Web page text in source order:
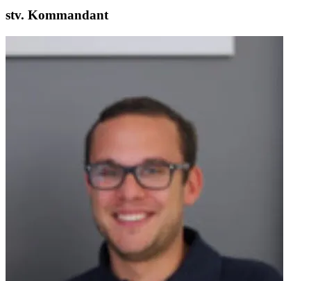
stv. Kommandant